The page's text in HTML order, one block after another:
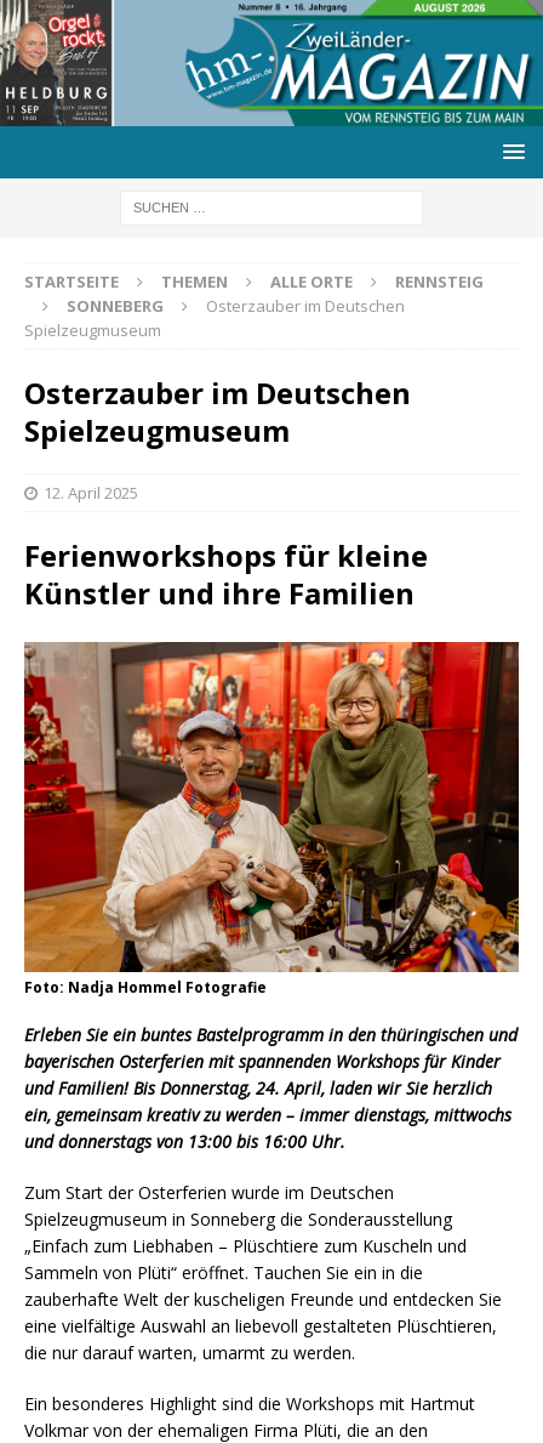
STARTSEITE THEMEN ALLE ORTE
RENNSTEIG
SONNEBERG
Osterzauber im Deutschen
Spielzeugmuseum
Osterzauber im Deutschen
Spielzeugmuseum
12. April 2025
Ferienworkshops für kleine
Künstler und ihre Familien
Foto: Nadja Hommel Fotografie
Erleben Sie ein buntes Bastelprogramm in den thüringischen und
bayerischen Osterferien mit spannenden Workshops für Kinder
und Familien! Bis Donnerstag, 24. April, laden wir Sie herzlich
ein, gemeinsam kreativ zu werden – immer dienstags, mittwochs
und donnerstags von 13:00 bis 16:00 Uhr.
Zum Start der Osterferien wurde im Deutschen
Spielzeugmuseum in Sonneberg die Sonderausstellung
„Einfach zum Liebhaben – Plüschtiere zum Kuscheln und
Sammeln von Plüti“ eröffnet. Tauchen Sie ein in die
zauberhafte Welt der kuscheligen Freunde und entdecken Sie
eine vielfältige Auswahl an liebevoll gestalteten Plüschtieren,
die nur darauf warten, umarmt zu werden.
Ein besonderes Highlight sind die Workshops mit Hartmut
Volkmar von der ehemaligen Firma Plüti, die an den